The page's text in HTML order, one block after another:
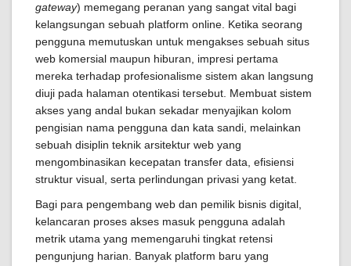
gateway) memegang peranan yang sangat vital bagi
kelangsungan sebuah platform online. Ketika seorang
pengguna memutuskan untuk mengakses sebuah situs
web komersial maupun hiburan, impresi pertama
mereka terhadap profesionalisme sistem akan langsung
diuji pada halaman otentikasi tersebut. Membuat sistem
akses yang andal bukan sekadar menyajikan kolom
pengisian nama pengguna dan kata sandi, melainkan
sebuah disiplin teknik arsitektur web yang
mengombinasikan kecepatan transfer data, efisiensi
struktur visual, serta perlindungan privasi yang ketat.
Bagi para pengembang web dan pemilik bisnis digital,
kelancaran proses akses masuk pengguna adalah
metrik utama yang memengaruhi tingkat retensi
pengunjung harian. Banyak platform baru yang